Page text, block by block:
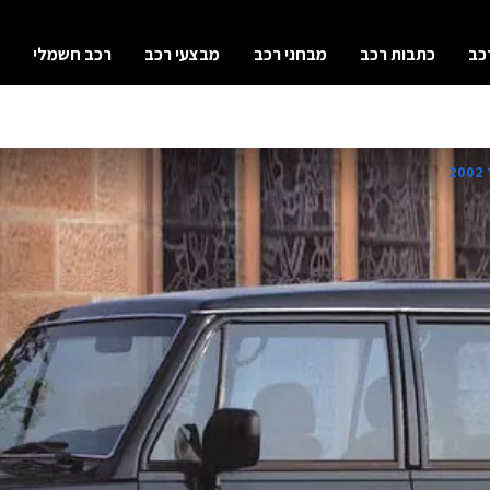
כתבות רכב מבחני רכב מבצעי רכב רכב חשמלי